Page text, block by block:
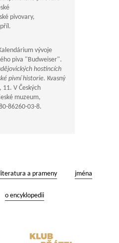
pivovary,
vývoje
piva "Budweiser".
hostincích
pivní historie. Kvasný
V Českých
muzeum,
86260-03-8.
literatura a prameny jména
o encyklopedii